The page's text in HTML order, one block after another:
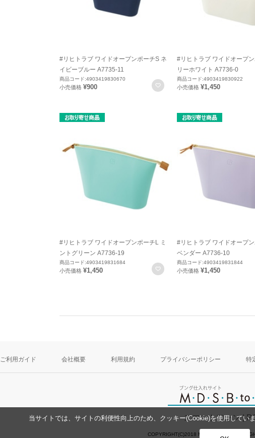
#リヒトラブ ワイドオープンポーチS ネ
イビーブルー A7735-11
商品コード:4903419830670
小売価格 ¥900 お気に入りに登録
#リヒトラブ ワイドオープ
リーホワイト A7736-0
商品コード:4903419830922
小売価格 ¥1,450
#リヒトラブ ワイドオープンポーチL ミ
ントグリーン A7736-19
商品コード:4903419831684
小売価格 ¥1,450 お気に入りに登録
#リヒトラブ ワイドオープ
ベンダー A7736-10
商品コード:4903419831844
小売価格 ¥1,450
ご利用ガイド 会社概要 利用規約 プライバシーポリシー 特
スマートフォン|
COPYRIGHT(C)2018 MDS CO.,LTD. ALL
当サイトでは、サイトの利便性向上のため、クッキー(Cookie)を使用してい